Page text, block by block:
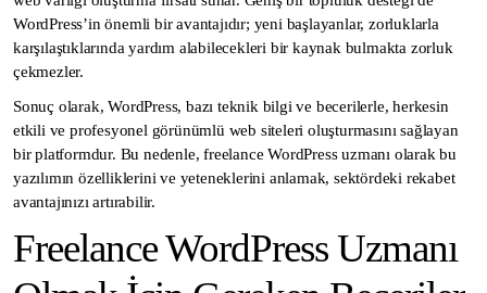
WordPress’in önemli bir avantajıdır; yeni başlayanlar, zorluklarla
karşılaştıklarında yardım alabilecekleri bir kaynak bulmakta zorluk
çekmezler.
Sonuç olarak, WordPress, bazı teknik bilgi ve becerilerle, herkesin
etkili ve profesyonel görünümlü web siteleri oluşturmasını sağlayan
bir platformdur. Bu nedenle, freelance WordPress uzmanı olarak bu
yazılımın özelliklerini ve yeteneklerini anlamak, sektördeki rekabet
avantajınızı artırabilir.
Freelance WordPress Uzmanı